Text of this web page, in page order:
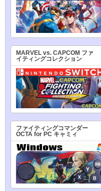
MARVEL vs. CAPCOM ファ
イティングコレクション
ファイティングコマンダー
OCTA for PC キャミィ